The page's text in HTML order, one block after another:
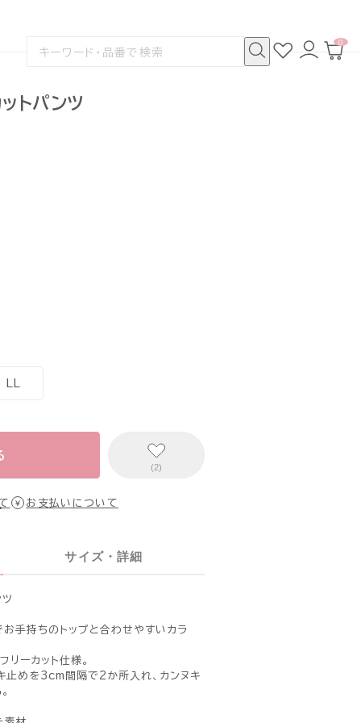
検
お
気
ロ
グ
カ
0
トパンツ
(2)
お支払いについて
サイズ・詳細
手持ちのトップと合わせやすいカラ
ーカット仕様。
止めを3cm間隔で2か所入れ、カンヌキ